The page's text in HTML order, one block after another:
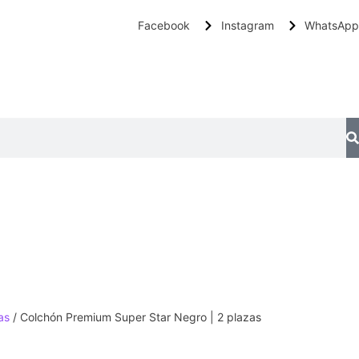
Facebook Instagram WhatsApp
/ Colchón Premium Super Star Negro | 2 plazas